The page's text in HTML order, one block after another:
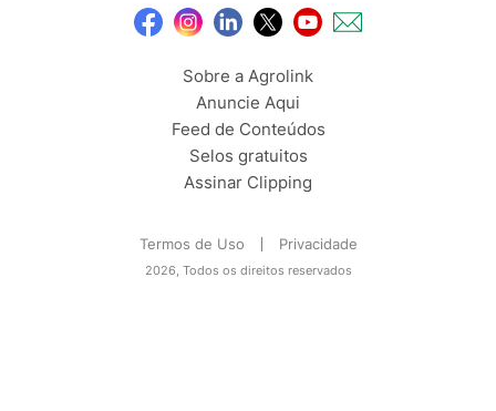
Sobre a Agrolink
Anuncie Aqui
Feed de Conteúdos
Selos gratuitos
Assinar Clipping
Termos de Uso Privacidade
2026, Todos os direitos reservados